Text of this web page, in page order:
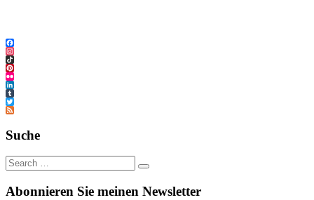
Facebook
Instagram
TikTok
Pinterest
Flickr
LinkedIn
Tumblr
Twitter
Feed
Suche
Abonnieren Sie meinen Newsletter